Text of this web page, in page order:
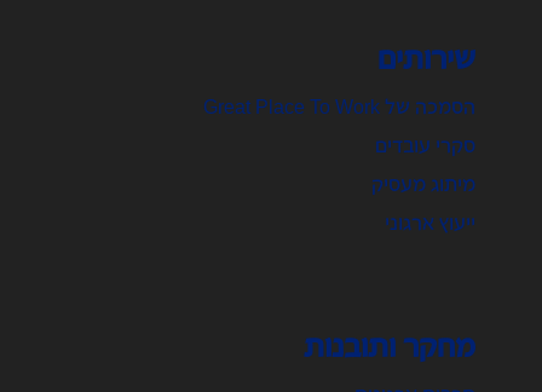
שירותים
הסמכה של Great Place To Work
סקרי עובדים
מיתוג מעסיק
ייעוץ ארגוני
מחקר ותובנות